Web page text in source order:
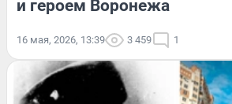
и героем Воронежа
16 мая, 2026, 13:39 3 459 1